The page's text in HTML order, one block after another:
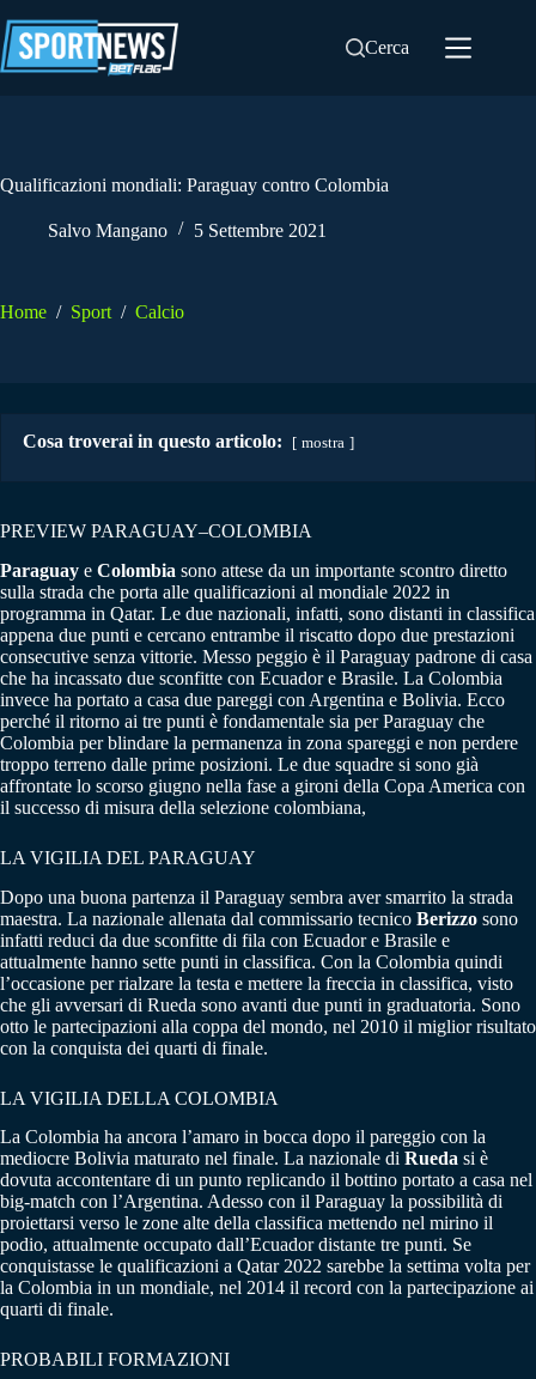
al
contenuto
Cerca
Qualificazioni mondiali: Paraguay contro Colombia
Salvo Mangano 5 Settembre 2021
Home / Sport / Calcio
Cosa troverai in questo articolo: mostra
PREVIEW PARAGUAY–COLOMBIA
Paraguay e Colombia sono attese da un importante scontro diretto
sulla strada che porta alle qualificazioni al mondiale 2022 in
programma in Qatar. Le due nazionali, infatti, sono distanti in classifica
appena due punti e cercano entrambe il riscatto dopo due prestazioni
consecutive senza vittorie. Messo peggio è il Paraguay padrone di casa
che ha incassato due sconfitte con Ecuador e Brasile. La Colombia
invece ha portato a casa due pareggi con Argentina e Bolivia. Ecco
perché il ritorno ai tre punti è fondamentale sia per Paraguay che
Colombia per blindare la permanenza in zona spareggi e non perdere
troppo terreno dalle prime posizioni. Le due squadre si sono già
affrontate lo scorso giugno nella fase a gironi della Copa America con
il successo di misura della selezione colombiana,
LA VIGILIA DEL PARAGUAY
Dopo una buona partenza il Paraguay sembra aver smarrito la strada
maestra. La nazionale allenata dal commissario tecnico Berizzo sono
infatti reduci da due sconfitte di fila con Ecuador e Brasile e
attualmente hanno sette punti in classifica. Con la Colombia quindi
l’occasione per rialzare la testa e mettere la freccia in classifica, visto
che gli avversari di Rueda sono avanti due punti in graduatoria. Sono
otto le partecipazioni alla coppa del mondo, nel 2010 il miglior risultato
con la conquista dei quarti di finale.
LA VIGILIA DELLA COLOMBIA
La Colombia ha ancora l’amaro in bocca dopo il pareggio con la
mediocre Bolivia maturato nel finale. La nazionale di Rueda si è
dovuta accontentare di un punto replicando il bottino portato a casa nel
big-match con l’Argentina. Adesso con il Paraguay la possibilità di
proiettarsi verso le zone alte della classifica mettendo nel mirino il
podio, attualmente occupato dall’Ecuador distante tre punti. Se
conquistasse le qualificazioni a Qatar 2022 sarebbe la settima volta per
la Colombia in un mondiale, nel 2014 il record con la partecipazione ai
quarti di finale.
PROBABILI FORMAZIONI